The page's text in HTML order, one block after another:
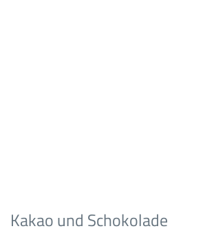
Kakao und Schokolade